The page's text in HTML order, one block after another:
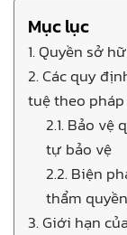
Mục lục
1. Quyền sở
2. Các quy
tuệ theo
2.1. Bảo
tự bảo vệ
2.2. Biện
thẩm quyền
3. Giới hạn